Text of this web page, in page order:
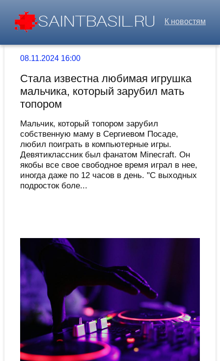
К новостям
08.11.2024 16:00
Стала известна любимая игрушка
мальчика, который зарубил мать
топором
Мальчик, который топором зарубил
собственную маму в Сергиевом Посаде,
любил поиграть в компьютерные игры.
Девятиклассник был фанатом Minecraft. Он
якобы все свое свободное время играл в нее,
иногда даже по 12 часов в день. "С выходных
подросток боле...